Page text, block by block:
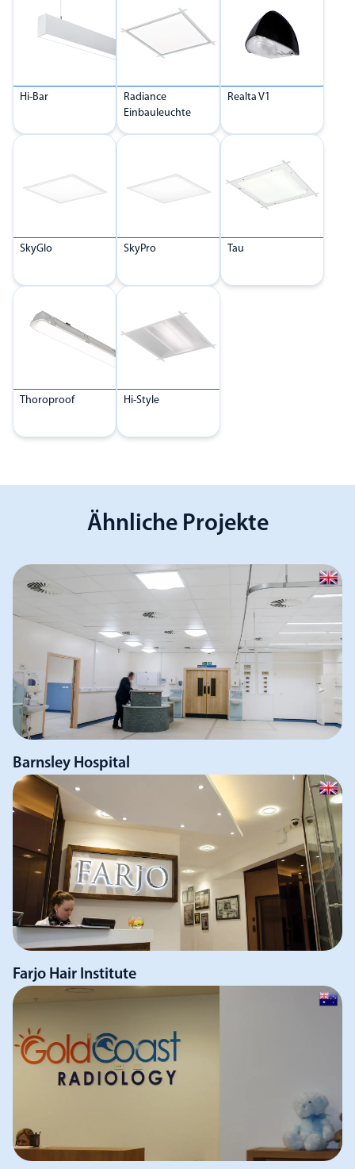
Hi-Bar
Radiance
Einbauleuchte
Realta V1
SkyGlo SkyPro Tau
Thoroproof Hi-Style
Ähnliche Projekte
Barnsley Hospital
Farjo Hair Institute